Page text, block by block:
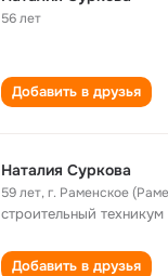
56 лет
Добавить в друзья
Наталия Суркова
59 лет,г. Раменское
строительный техникум
Добавить в друзья